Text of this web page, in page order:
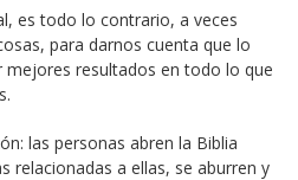
es todo lo contrario, a veces
para darnos cuenta que lo
resultados en todo lo que
las personas abren la Biblia
relacionadas a ellas, se aburren y